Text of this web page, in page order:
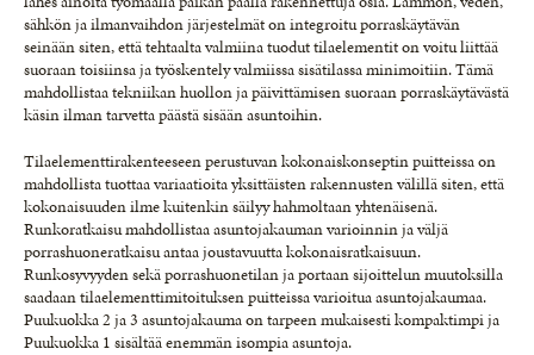
sähkön ja ilmanvaihdon järjestelmät on integroitu porraskäytävän
seinään siten, että tehtaalta valmiina tuodut tilaelementit on voitu liittää
suoraan toisiinsa ja työskentely valmiissa sisätilassa minimoitiin. Tämä
mahdollistaa tekniikan huollon ja päivittämisen suoraan porraskäytävästä
käsin ilman tarvetta päästä sisään asuntoihin.
Tilaelementtirakenteeseen perustuvan kokonaiskonseptin puitteissa on
mahdollista tuottaa variaatioita yksittäisten rakennusten välillä siten, että
kokonaisuuden ilme kuitenkin säilyy hahmoltaan yhtenäisenä.
Runkoratkaisu mahdollistaa asuntojakauman varioinnin ja väljä
porrashuoneratkaisu antaa joustavuutta kokonaisratkaisuun.
Runkosyvyyden sekä porrashuonetilan ja portaan sijoittelun muutoksilla
saadaan tilaelementtimitoituksen puitteissa varioitua asuntojakaumaa.
Puukuokka 2 ja 3 asuntojakauma on tarpeen mukaisesti kompaktimpi ja
Puukuokka 1 sisältää enemmän isompia asuntoja.